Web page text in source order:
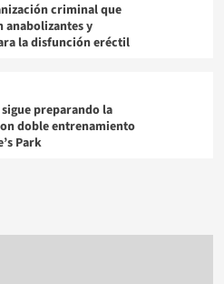
criminal que
anabolizantes y
la disfunción eréctil
preparando la
doble entrenamiento
Park